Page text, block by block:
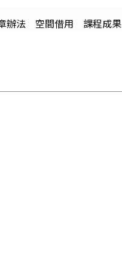
辦法 空間借用 課程成果